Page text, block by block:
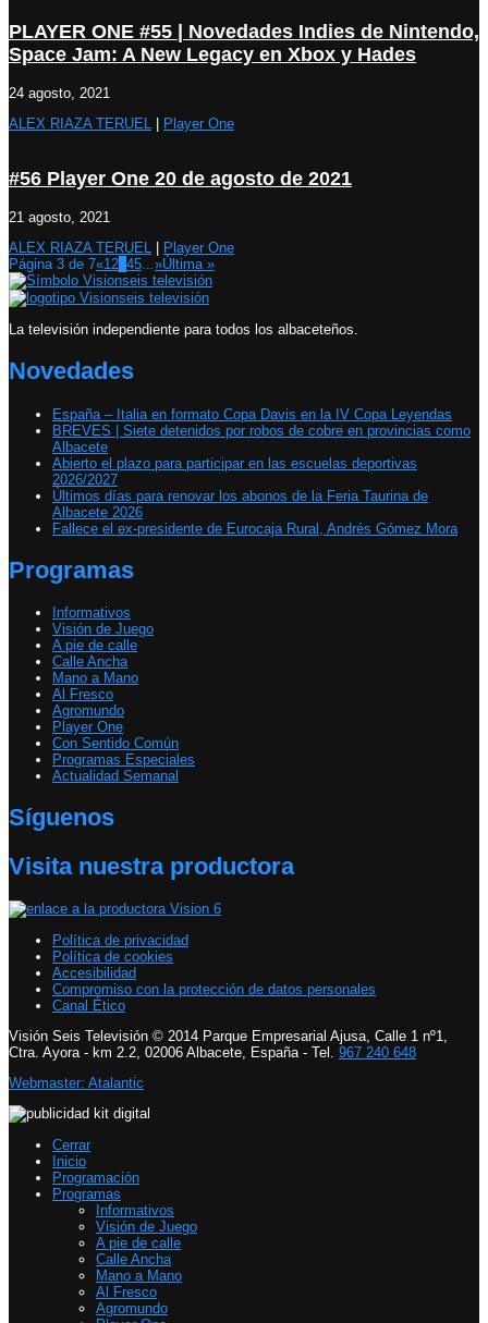
PLAYER ONE #55 | Novedades Indies de Nintendo,
Space Jam: A New Legacy en Xbox y Hades
24 agosto, 2021
ALEX RIAZA TERUEL
Player One
#56 Player One 20 de agosto de 2021
21 agosto, 2021
ALEX RIAZA TERUEL
Player One
Página 3 de 7«12 45...»Última »
La televisión independiente para todos los albaceteños.
Novedades
España – Italia en formato Copa Davis en la IV Copa Leyendas
BREVES | Siete detenidos por robos de cobre en provincias como
Albacete
Abierto el plazo para participar en las escuelas deportivas
2026/2027
Últimos días para renovar los abonos de la Feria Taurina de
Albacete 2026
Fallece el ex-presidente de Eurocaja Rural, Andrés Gómez Mora
Programas
Informativos
Visión de Juego
A pie de calle
Calle Ancha
Mano a Mano
Al Fresco
Agromundo
Player One
Con Sentido Común
Programas Especiales
Actualidad Semanal
Síguenos
Visita nuestra productora
Política de privacidad
Política de cookies
Accesibilidad
Compromiso con la protección de datos personales
Canal Ético
Visión Seis Televisión © 2014 Parque Empresarial Ajusa, Calle 1 nº1,
Ctra. Ayora - km 2.2, 02006 Albacete, España - Tel. 967 240 648
Webmaster: Atalantic
Cerrar
Inicio
Programación
Programas
Informativos
Visión de Juego
A pie de calle
Calle Ancha
Mano a Mano
Al Fresco
Agromundo